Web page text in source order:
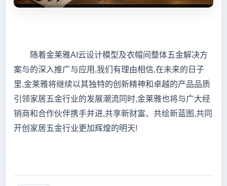
随着金莱雅AI云设计模型及衣帽间整体五金解决方
案与的深入推广与应用,我们有理由相信,在未来的日子
里,金莱雅将继续以其独特的创新精神和卓越的产品品质
引领家居五金行业的发展潮流同时,金莱雅也将与广大经
销商和合作伙伴携手并进,共享新财富、共绘新蓝图,共同
开创家居五金行业更加辉煌的明天!